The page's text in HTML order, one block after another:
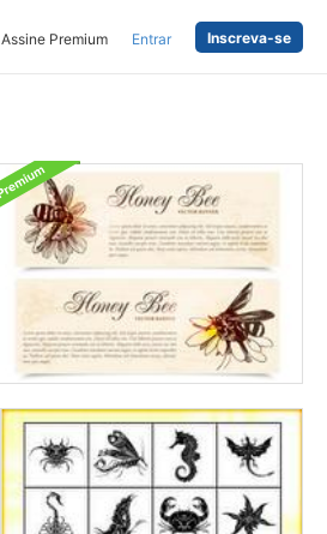
Assine Premium Entrar Inscreva-se